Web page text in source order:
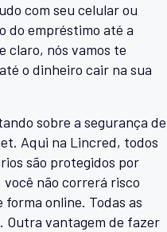
com seu celular ou
do empréstimo até a
claro, nós vamos te
o dinheiro cair na sua
sobre a segurança de
Aqui na Lincred, todos
são protegidos por
você não correrá risco
online. Todas as
Outra vantagem de fazer